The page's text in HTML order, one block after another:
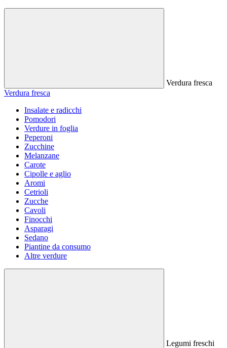
Verdura fresca
Verdura fresca
Insalate e radicchi
Pomodori
Verdure in foglia
Peperoni
Zucchine
Melanzane
Carote
Cipolle e aglio
Aromi
Cetrioli
Zucche
Cavoli
Finocchi
Asparagi
Sedano
Piantine da consumo
Altre verdure
Legumi freschi